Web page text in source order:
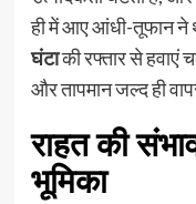
ही में आए आंधी-तूफान ने
घंटाकी रफ्तार से हवाएं
और तापमान जल्द ही
राहत की
भूमिका